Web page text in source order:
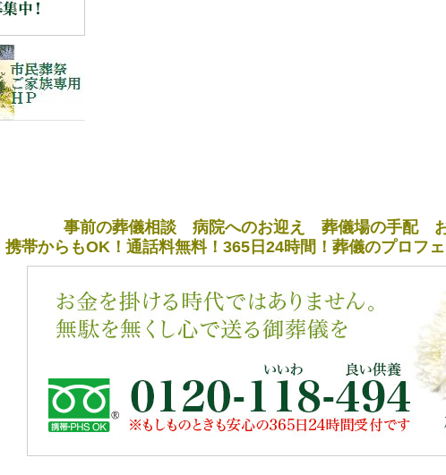
事前の葬儀相談 病院へのお迎え 葬儀場の手配
携帯からもOK！通話料無料！365日24時間！葬儀のプロフ